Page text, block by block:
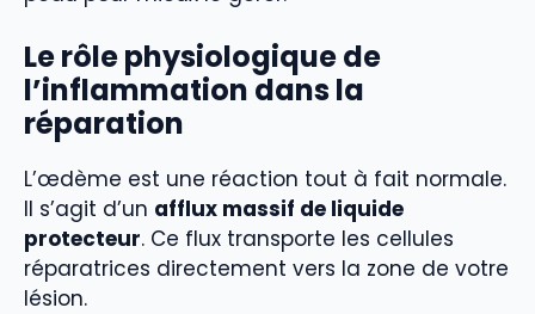
Le rôle physiologique de
l’inflammation dans la
réparation
L’œdème est une réaction tout à fait normale.
Il s’agit d’un afflux massif de liquide
protecteur. Ce flux transporte les cellules
réparatrices directement vers la zone de votre
lésion.